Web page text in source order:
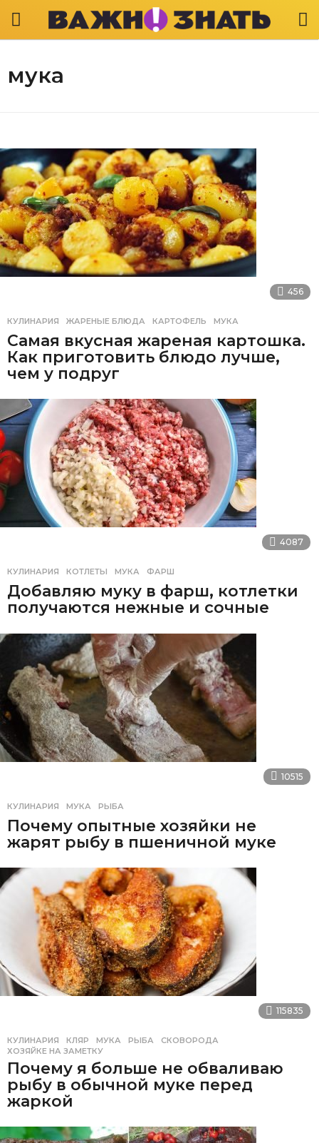
мука
456
КУЛИНАРИЯ ЖАРЕНЫЕ БЛЮДА ,КАРТОФЕЛЬ ,МУКА
Самая вкусная жареная картошка.
Как приготовить блюдо лучше,
чем у подруг
4087
КУЛИНАРИЯ КОТЛЕТЫ ,МУКА ,ФАРШ
Добавляю муку в фарш, котлетки
получаются нежные и сочные
10515
КУЛИНАРИЯ МУКА ,РЫБА
Почему опытные хозяйки не
жарят рыбу в пшеничной муке
115835
КУЛИНАРИЯ КЛЯР ,МУКА ,РЫБА ,СКОВОРОДА
ХОЗЯЙКЕ НА ЗАМЕТКУ
Почему я больше не обваливаю
рыбу в обычной муке перед
жаркой